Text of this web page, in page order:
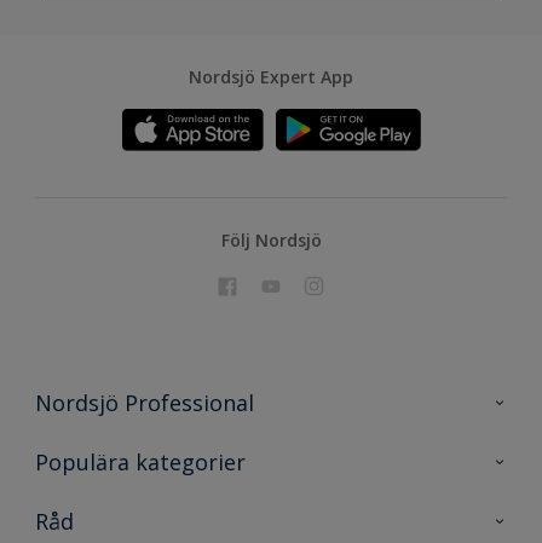
Nordsjö Expert App
Följ Nordsjö
Nordsjö Professional
Kontakta oss
Projekt
Populära kategorier
Nordsjö
Råd